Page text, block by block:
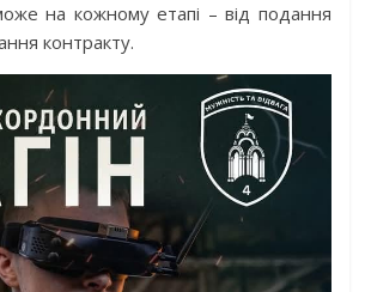
на кожному етапі – від подання
контракту.